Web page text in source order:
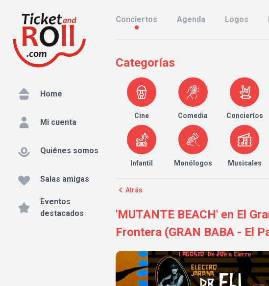
Home
Mi cuenta
Quiénes somos
Salas amigas
Eventos
destacados
Conciertos Agenda Logos
Categorías
Cine Comedia Conciertos
Infantil Monólogos Musicales
Atrás
'MUTANTE BEACH' en El
Frontera (GRAN BABA - El